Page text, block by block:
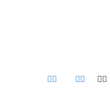
  